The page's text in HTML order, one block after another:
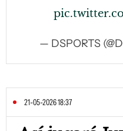
— DSPORTS
21-05-2026 18:37